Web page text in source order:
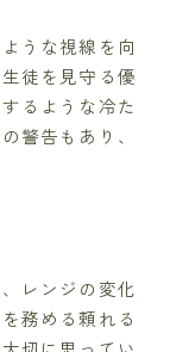
うな視線を向
徒を見守る優
るような冷た
警告もあり、
レンジの変化
務める頼れる